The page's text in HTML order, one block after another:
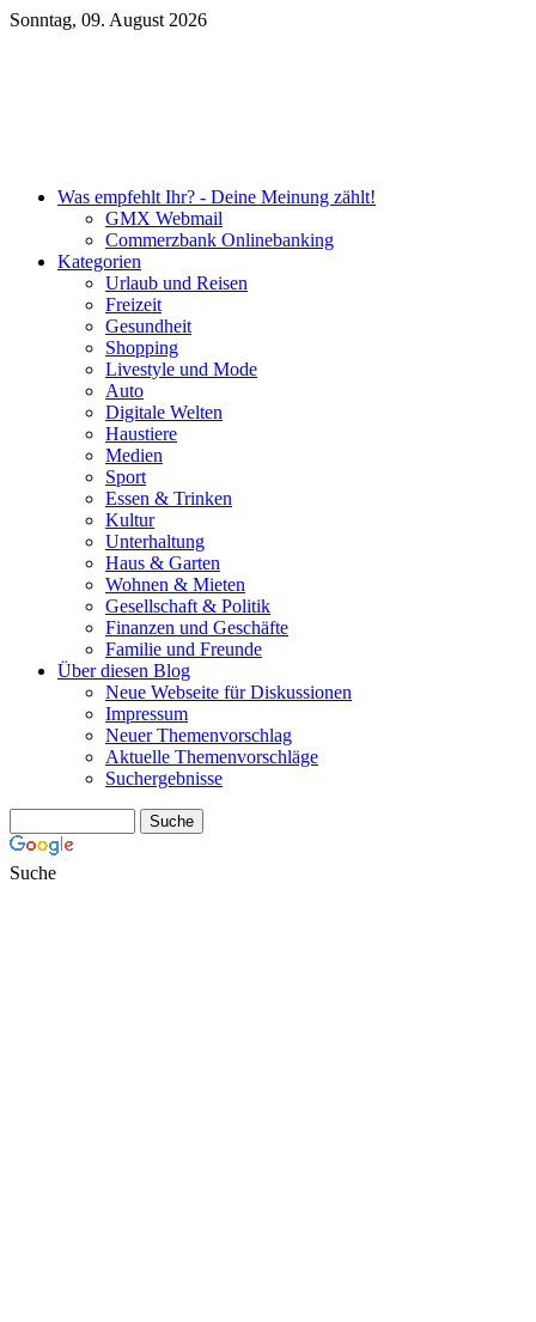
Sonntag, 09. August 2026
Was empfehlt Ihr? - Deine Meinung zählt!
GMX Webmail
Commerzbank Onlinebanking
Kategorien
Urlaub und Reisen
Freizeit
Gesundheit
Shopping
Livestyle und Mode
Auto
Digitale Welten
Haustiere
Medien
Sport
Essen & Trinken
Kultur
Unterhaltung
Haus & Garten
Wohnen & Mieten
Gesellschaft & Politik
Finanzen und Geschäfte
Familie und Freunde
Über diesen Blog
Neue Webseite für Diskussionen
Impressum
Neuer Themenvorschlag
Aktuelle Themenvorschläge
Suchergebnisse
Suche